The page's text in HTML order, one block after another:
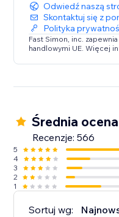
Odwiedź naszą
Skontaktuj się z
Polityka
Fast Simon, inc.
handlowymi UE. Więcej
Średnia
Recenzje: 566
5
4
3
2
1
Sortuj wg: